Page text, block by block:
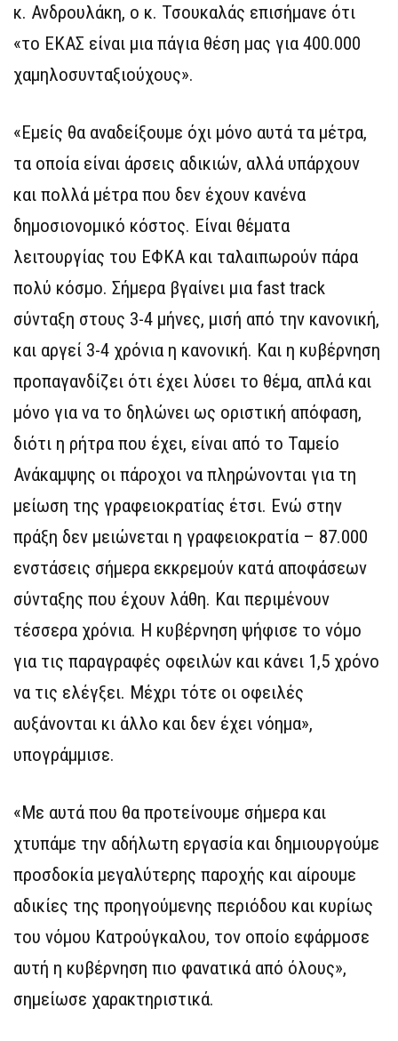
κ. Ανδρουλάκη, ο κ. Τσουκαλάς επισήμανε ότι
«το ΕΚΑΣ είναι μια πάγια θέση μας για 400.000
χαμηλοσυνταξιούχους».
«Εμείς θα αναδείξουμε όχι μόνο αυτά τα μέτρα,
τα οποία είναι άρσεις αδικιών, αλλά υπάρχουν
και πολλά μέτρα που δεν έχουν κανένα
δημοσιονομικό κόστος. Είναι θέματα
λειτουργίας του ΕΦΚΑ και ταλαιπωρούν πάρα
πολύ κόσμο. Σήμερα βγαίνει μια fast track
σύνταξη στους 3-4 μήνες, μισή από την κανονική,
και αργεί 3-4 χρόνια η κανονική. Και η κυβέρνηση
προπαγανδίζει ότι έχει λύσει το θέμα, απλά και
μόνο για να το δηλώνει ως οριστική απόφαση,
διότι η ρήτρα που έχει, είναι από το Ταμείο
Ανάκαμψης οι πάροχοι να πληρώνονται για τη
μείωση της γραφειοκρατίας έτσι. Ενώ στην
πράξη δεν μειώνεται η γραφειοκρατία – 87.000
ενστάσεις σήμερα εκκρεμούν κατά αποφάσεων
σύνταξης που έχουν λάθη. Και περιμένουν
τέσσερα χρόνια. Η κυβέρνηση ψήφισε το νόμο
για τις παραγραφές οφειλών και κάνει 1,5 χρόνο
να τις ελέγξει. Μέχρι τότε οι οφειλές
αυξάνονται κι άλλο και δεν έχει νόημα»,
υπογράμμισε.
«Με αυτά που θα προτείνουμε σήμερα και
χτυπάμε την αδήλωτη εργασία και δημιουργούμε
προσδοκία μεγαλύτερης παροχής και αίρουμε
αδικίες της προηγούμενης περιόδου και κυρίως
του νόμου Κατρούγκαλου, τον οποίο εφάρμοσε
αυτή η κυβέρνηση πιο φανατικά από όλους»,
σημείωσε χαρακτηριστικά.